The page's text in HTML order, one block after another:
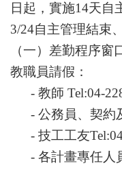
日起，實施14天自
3/24自主管理結束
（一） 差勤程序窗
教職員請假：
- 教師 Tel:04-
- 公務員、契約
- 技工工友
- 各計畫專任人